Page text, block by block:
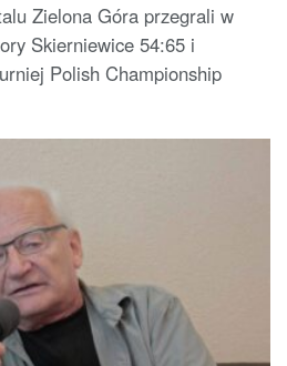
Zielona Góra przegrali w
Skierniewice 54:65 i
Polish Championship